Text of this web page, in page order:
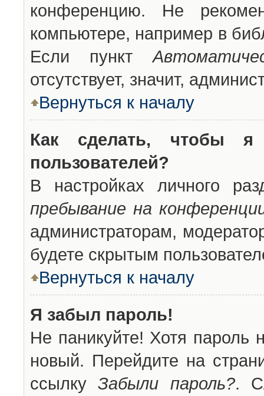
конференцию. Не
компьютере, например в
Если пункт
отсутствует, значит,
Вернуться к началу
Как сделать, чтобы
пользователей?
В настройках личного
пребывание на
администраторам,
будете скрытым
Вернуться к началу
Я забыл пароль!
Не паникуйте! Хотя пароль
новый. Перейдите на
ссылкуЗабыли пароль?.